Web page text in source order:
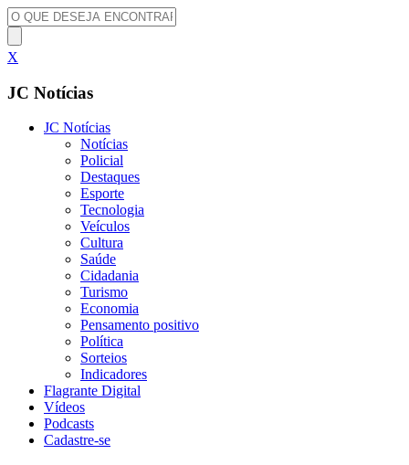
X
JC Notícias
JC Notícias
Notícias
Policial
Destaques
Esporte
Tecnologia
Veículos
Cultura
Saúde
Cidadania
Turismo
Economia
Pensamento positivo
Política
Sorteios
Indicadores
Flagrante Digital
Vídeos
Podcasts
Cadastre-se